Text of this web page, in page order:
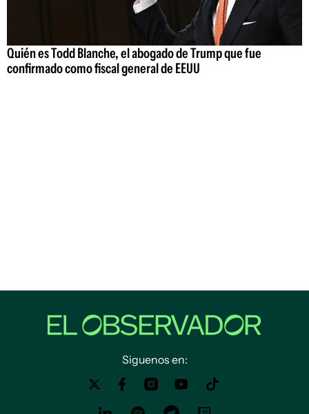
Quién es Todd Blanche, el abogado de Trump que fue
confirmado como fiscal general de EEUU
Siguenos en: